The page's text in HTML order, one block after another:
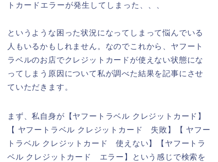
トカードエラーが発生してしまった、、、
というような困った状況になってしまって悩んでいる
人もいるかもしれません。なのでこれから、ヤフート
ラベルのお店でクレジットカードが使えない状態にな
ってしまう原因について私が調べた結果を記事にさせ
ていただきます。
まず、私自身が【ヤフートラベル クレジットカード】
【 ヤフートラベル クレジットカード 失敗】【 ヤフー
トラベル クレジットカード 使えない】【ヤフートラ
ベル クレジットカード エラー】という感じで検索を